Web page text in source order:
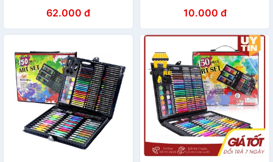
62.000 đ 10.000 đ